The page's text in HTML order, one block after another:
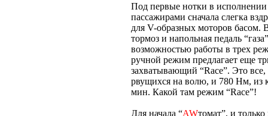
Под первые нотки в
пассажирами сначала слегка
для V-образных моторов басом.
тормоз и напольная педаль
возможностью работы в трех
ручной режим предлагает еще
захватывающий “Race”. Это
рвущихся на волю, и 780 Нм, из
мин. Какой там режим “Race”!
Для начала “AWтомат”, и